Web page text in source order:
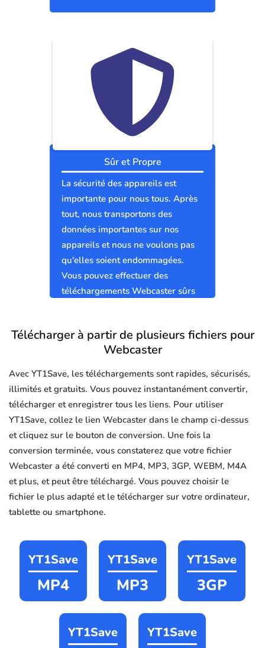
Sûr et Propre
La sécurité des appareils est
importante pour nous tous. Après
tout, nous transportons des
données importantes sur nos
appareils et nous ne voulons pas
qu'elles soient endommagées.
Vous pouvez effectuer des
téléchargements Webcaster sûrs
Télécharger à partir de plusieurs fichiers pour
Webcaster
Avec YT1Save, les téléchargements sont rapides, sécurisés,
illimités et gratuits. Vous pouvez instantanément convertir,
télécharger et enregistrer tous les liens. Pour utiliser
YT1Save, collez le lien Webcaster dans le champ ci-dessus
et cliquez sur le bouton de conversion. Une fois la
conversion terminée, vous constaterez que votre fichier
Webcaster a été converti en MP4, MP3, 3GP, WEBM, M4A
et plus, et peut être téléchargé. Vous pouvez choisir le
fichier le plus adapté et le télécharger sur votre ordinateur,
tablette ou smartphone.
YT1Save
MP4
YT1Save
MP3
YT1Save
3GP
YT1Save YT1Save